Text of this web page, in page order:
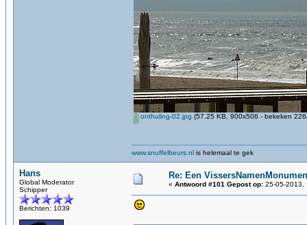
onthuling-02.jpg (57.25 KB, 900x506 - bekeken
www.snuffelbeurs.nl is helemaal te gek
Hans
Global Moderator
Schipper
Berichten: 1039
Re: Een
« Antwoord #101 Gepost op: 25-05-2013,